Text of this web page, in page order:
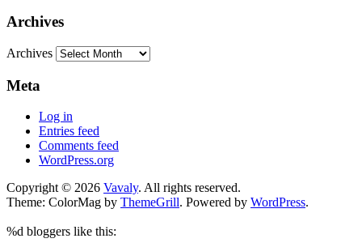
Archives
Archives
Meta
Log in
Entries feed
Comments feed
WordPress.org
Copyright © 2026 Vavaly. All rights reserved.
Theme: ColorMag by ThemeGrill. Powered by WordPress.
%d bloggers like this: